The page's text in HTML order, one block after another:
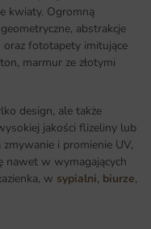
kwiaty. Ogromną
abstrakcje
fototapety imitujące
marmur ze złotymi
design, ale także
jakości flizeliny lub
i promienie UV,
nawet w wymagających
w sypialni, biurze,